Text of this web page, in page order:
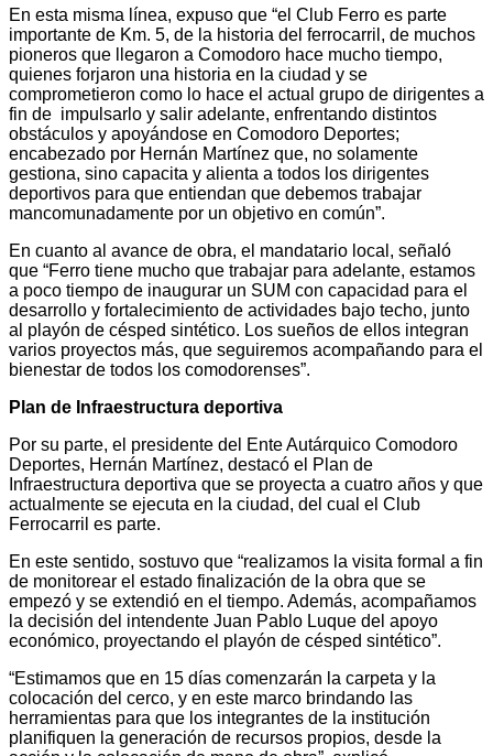
En esta misma línea, expuso que “el Club Ferro es parte
importante de Km. 5, de la historia del ferrocarril, de muchos
pioneros que llegaron a Comodoro hace mucho tiempo,
quienes forjaron una historia en la ciudad y se
comprometieron como lo hace el actual grupo de dirigentes a
fin de impulsarlo y salir adelante, enfrentando distintos
obstáculos y apoyándose en Comodoro Deportes;
encabezado por Hernán Martínez que, no solamente
gestiona, sino capacita y alienta a todos los dirigentes
deportivos para que entiendan que debemos trabajar
mancomunadamente por un objetivo en común”.
En cuanto al avance de obra, el mandatario local, señaló
que “Ferro tiene mucho que trabajar para adelante, estamos
a poco tiempo de inaugurar un SUM con capacidad para el
desarrollo y fortalecimiento de actividades bajo techo, junto
al playón de césped sintético. Los sueños de ellos integran
varios proyectos más, que seguiremos acompañando para el
bienestar de todos los comodorenses”.
Plan de Infraestructura deportiva
Por su parte, el presidente del Ente Autárquico Comodoro
Deportes, Hernán Martínez, destacó el Plan de
Infraestructura deportiva que se proyecta a cuatro años y que
actualmente se ejecuta en la ciudad, del cual el Club
Ferrocarril es parte.
En este sentido, sostuvo que “realizamos la visita formal a fin
de monitorear el estado finalización de la obra que se
empezó y se extendió en el tiempo. Además, acompañamos
la decisión del intendente Juan Pablo Luque del apoyo
económico, proyectando el playón de césped sintético”.
“Estimamos que en 15 días comenzarán la carpeta y la
colocación del cerco, y en este marco brindando las
herramientas para que los integrantes de la institución
planifiquen la generación de recursos propios, desde la